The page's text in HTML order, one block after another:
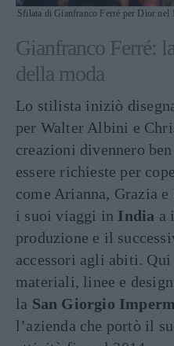
Sfilata di Gianfranco Ferré per Dior nel
Gianfranco Ferré:
della moda
Lo stilista iniziò
per Walter Albini e
creazioni divennero
essere richieste per
come Arianna, Grazia
i suoi viaggi in India a
produzione e il
accessori agli abiti.
materiali, linee e
la San Giorgio
l’azienda che portò il